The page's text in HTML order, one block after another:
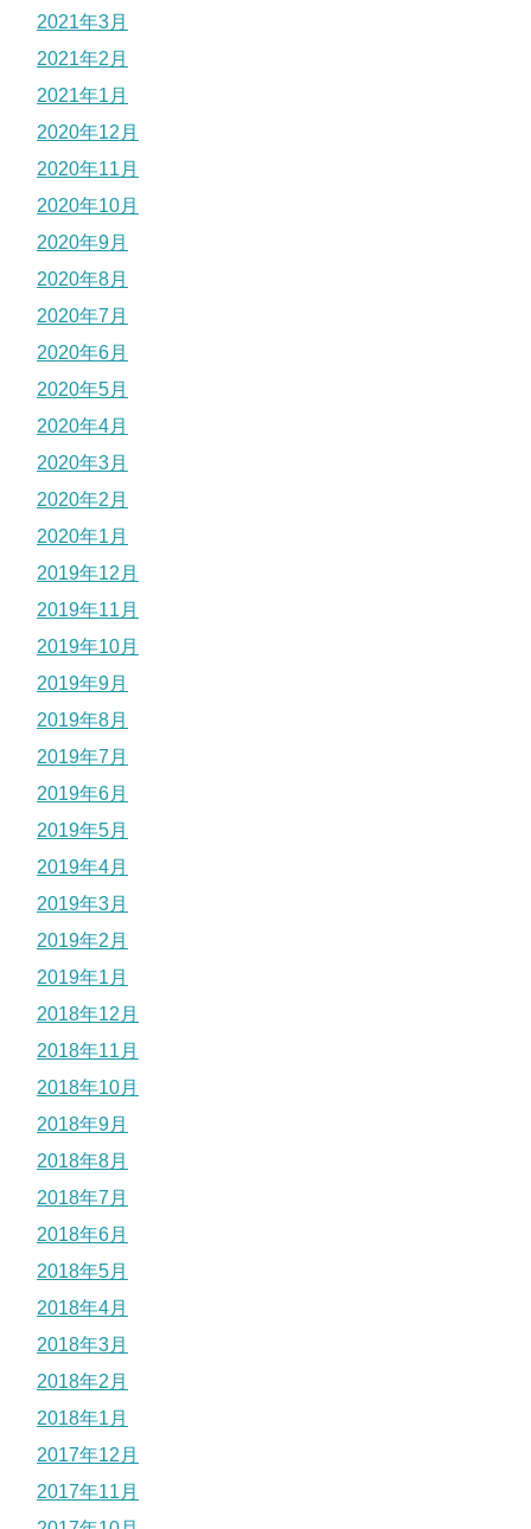
2021年3月
2021年2月
2021年1月
2020年12月
2020年11月
2020年10月
2020年9月
2020年8月
2020年7月
2020年6月
2020年5月
2020年4月
2020年3月
2020年2月
2020年1月
2019年12月
2019年11月
2019年10月
2019年9月
2019年8月
2019年7月
2019年6月
2019年5月
2019年4月
2019年3月
2019年2月
2019年1月
2018年12月
2018年11月
2018年10月
2018年9月
2018年8月
2018年7月
2018年6月
2018年5月
2018年4月
2018年3月
2018年2月
2018年1月
2017年12月
2017年11月